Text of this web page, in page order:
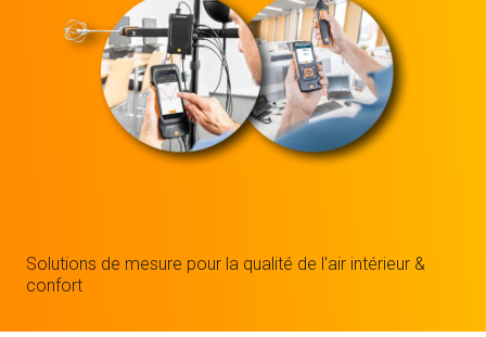
Solutions de mesure pour la qualité de l'air intérieur &
confort